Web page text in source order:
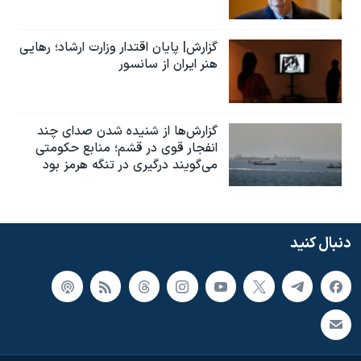
گزارش| پایان اقتدار وزارت ارشاد؛ رهایی
هنر ایران از سانسور
گزارش‌ها از شنیده شدن صدای چند
انفجار قوی در قشم؛ منابع حکومتی
می‌گویند درگیری در تنگه هرمز بود
دنبال کنید